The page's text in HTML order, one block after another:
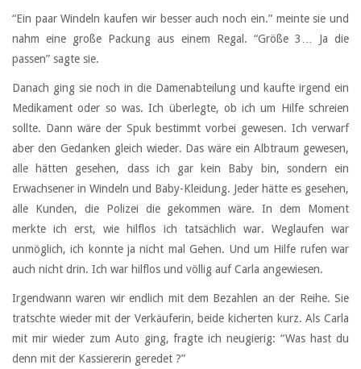
“Ein paar Windeln kaufen wir besser auch noch ein.” meinte sie und
nahm eine große Packung aus einem Regal. “Größe 3… Ja die
passen” sagte sie.
Danach ging sie noch in die Damenabteilung und kaufte irgend ein
Medikament oder so was. Ich überlegte, ob ich um Hilfe schreien
sollte. Dann wäre der Spuk bestimmt vorbei gewesen. Ich verwarf
aber den Gedanken gleich wieder. Das wäre ein Albtraum gewesen,
alle hätten gesehen, dass ich gar kein Baby bin, sondern ein
Erwachsener in Windeln und Baby-Kleidung. Jeder hätte es gesehen,
alle Kunden, die Polizei die gekommen wäre. In dem Moment
merkte ich erst, wie hilflos ich tatsächlich war. Weglaufen war
unmöglich, ich konnte ja nicht mal Gehen. Und um Hilfe rufen war
auch nicht drin. Ich war hilflos und völlig auf Carla angewiesen.
Irgendwann waren wir endlich mit dem Bezahlen an der Reihe. Sie
tratschte wieder mit der Verkäuferin, beide kicherten kurz. Als Carla
mit mir wieder zum Auto ging, fragte ich neugierig: “Was hast du
denn mit der Kassiererin geredet ?”